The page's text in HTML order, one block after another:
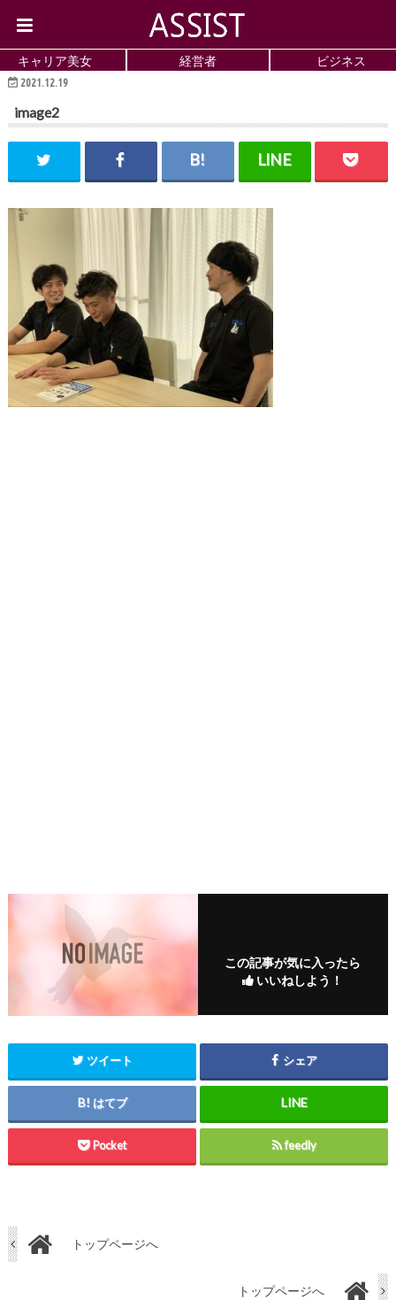
キャリア美女 経営者 ビジネス
2021.12.19
image2
この記事が気に入ったら
いいねしよう！
ツイート シェア
はてブ
Pocket feedly
トップページへ
トップページへ